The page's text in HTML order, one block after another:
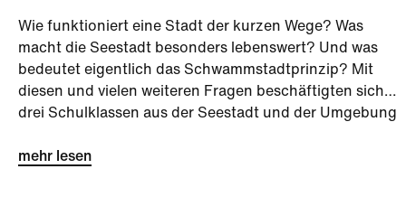
Wie funktioniert eine Stadt der kurzen Wege? Was
macht die Seestadt besonders lebenswert? Und was
bedeutet eigentlich das Schwammstadtprinzip? Mit
diesen und vielen weiteren Fragen beschäftigten sich
drei Schulklassen aus der Seestadt und der Umgebung
mehr lesen